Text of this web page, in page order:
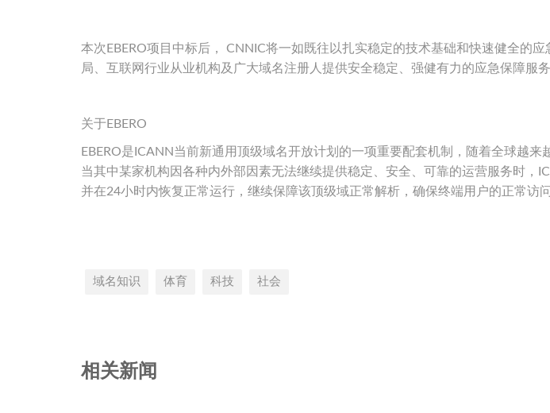
本次EBERO项目中标后， CNNIC将一如既往以扎实稳定的技术基础和快速健全的
局、互联网行业从业机构及广大域名注册人提供安全稳定、强健有力的应急保障服务
关于EBERO
EBERO是ICANN当前新通用顶级域名开放计划的一项重要配套机制，随着全球越来
当其中某家机构因各种内外部因素无法继续提供稳定、安全、可靠的运营服务时，
并在24小时内恢复正常运行，继续保障该顶级域正常解析，确保终端用户的正常访问
域名知识 体育 科技 社会
相关新闻